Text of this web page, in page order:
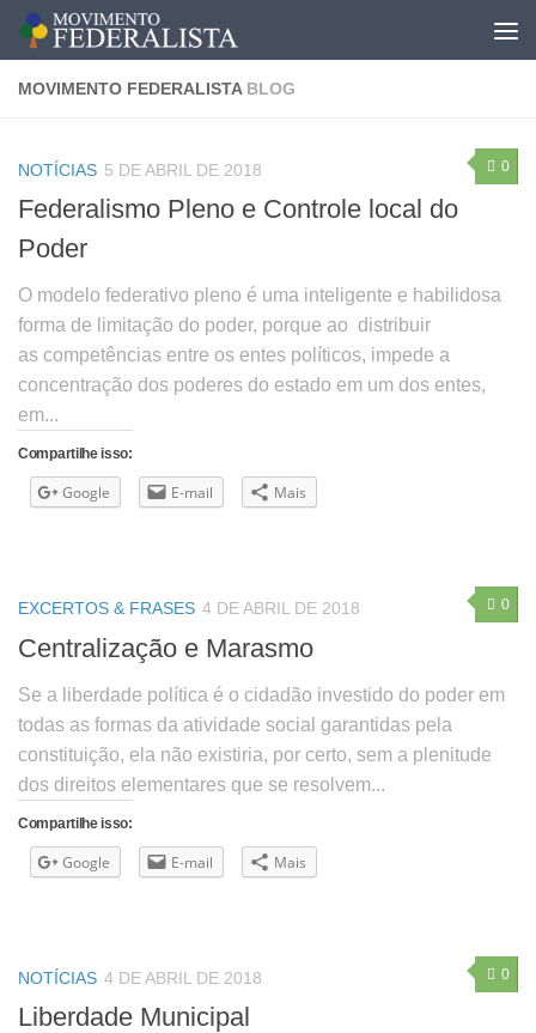
MOVIMENTO FEDERALISTA BLOG
0
NOTÍCIAS 5 DE ABRIL DE 2018
Federalismo Pleno e Controle local do
Poder
O modelo federativo pleno é uma inteligente e habilidosa
forma de limitação do poder, porque ao distribuir
as competências entre os entes políticos, impede a
concentração dos poderes do estado em um dos entes,
em...
Compartilhe isso:
Google E-mail Mais
0
EXCERTOS & FRASES 4 DE ABRIL DE 2018
Centralização e Marasmo
Se a liberdade política é o cidadão investido do poder em
todas as formas da atividade social garantidas pela
constituição, ela não existiria, por certo, sem a plenitude
dos direitos elementares que se resolvem...
Compartilhe isso:
Google E-mail Mais
0
NOTÍCIAS 4 DE ABRIL DE 2018
Liberdade Municipal